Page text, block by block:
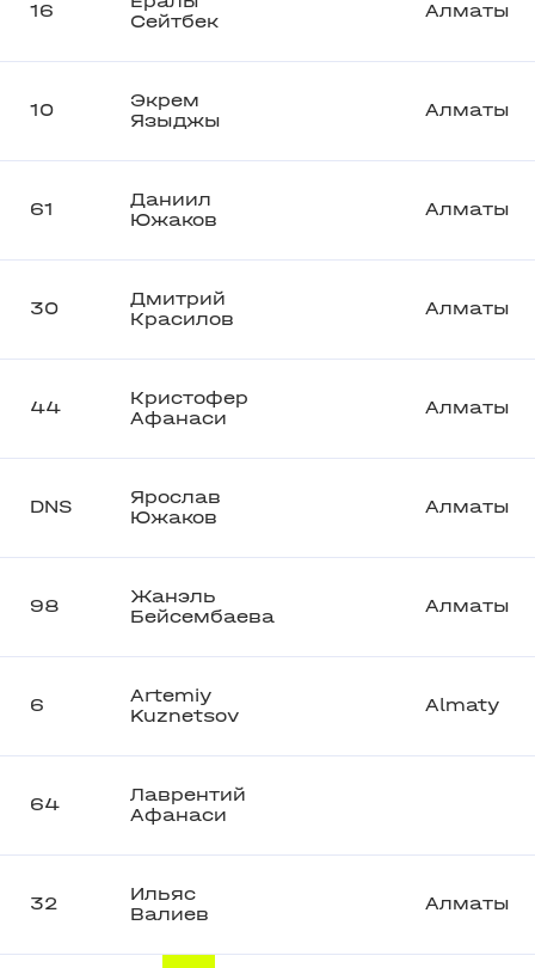
16
Сейтбек
Алматы
10
Экрем
Языджы
Алматы
61
Даниил
Южаков
Алматы
30
Дмитрий
Красилов
Алматы
44
Кристофер
Афанаси
Алматы
DNS
Ярослав
Южаков
Алматы
98
Жанэль
Бейсембаева
Алматы
6
Artemiy
Kuznetsov
Almaty
64
Лаврентий
Афанаси
32
Ильяс
Валиев
Алматы